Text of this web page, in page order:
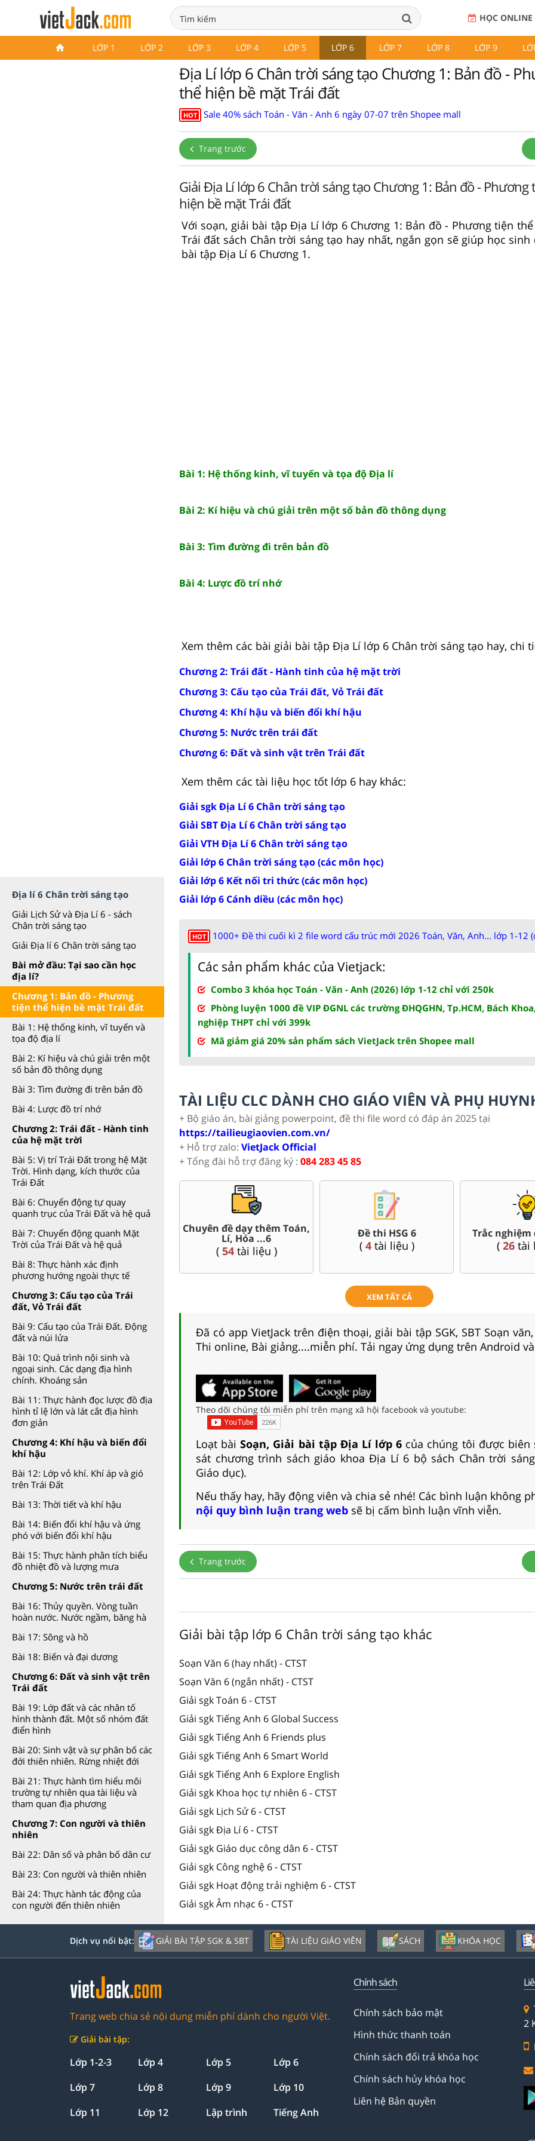
HỌC ONLINE
LỚP 1 LỚP 2 LỚP 3 LỚP 4 LỚP 5 LỚP 6 LỚP 7 LỚP 8 LỚP 9
Địa lí 6 Chân trời sáng tạo
Giải Lịch Sử và Địa Lí 6 - sách
Chân trời sáng tạo
Giải Địa lí 6 Chân trời sáng tạo
Bài mở đầu: Tại sao cần học
địa lí?
Chương 1: Bản đồ - Phương
tiện thể hiện bề mặt Trái đất
Bài 1: Hệ thống kinh, vĩ tuyến và
tọa độ địa lí
Bài 2: Kí hiệu và chú giải trên một
số bản đồ thông dụng
Bài 3: Tìm đường đi trên bản đồ
Bài 4: Lược đồ trí nhớ
Chương 2: Trái đất - Hành tinh
của hệ mặt trời
Bài 5: Vị trí Trái Đất trong hệ Mặt
Trời. Hình dạng, kích thước của
Trái Đất
Bài 6: Chuyển động tự quay
quanh trục của Trái Đất và hệ quả
Bài 7: Chuyển động quanh Mặt
Trời của Trái Đất và hệ quả
Bài 8: Thực hành xác định
phương hướng ngoài thực tế
Chương 3: Cấu tạo của Trái
đất, Vỏ Trái đất
Bài 9: Cấu tạo của Trái Đất. Động
đất và núi lửa
Bài 10: Quá trình nội sinh và
ngoại sinh. Các dạng địa hình
chính. Khoáng sản
Bài 11: Thực hành đọc lược đồ địa
hình tỉ lệ lớn và lát cắt địa hình
đơn giản
Chương 4: Khí hậu và biến đổi
khí hậu
Bài 12: Lớp vỏ khí. Khí áp và gió
trên Trái Đất
Bài 13: Thời tiết và khí hậu
Bài 14: Biến đổi khí hậu và ứng
phó với biến đổi khí hậu
Bài 15: Thực hành phân tích biểu
đồ nhiệt đồ và lượng mưa
Chương 5: Nước trên trái đất
Bài 16: Thủy quyền. Vòng tuần
hoàn nước. Nước ngầm, băng hà
Bài 17: Sông và hồ
Bài 18: Biến và đại dương
Chương 6: Đất và sinh vật trên
Trái đất
Bài 19: Lớp đất và các nhân tố
hình thành đất. Một số nhóm đất
điển hình
Bài 20: Sinh vật và sự phân bố các
đới thiên nhiên. Rừng nhiệt đới
Bài 21: Thực hành tìm hiểu môi
trường tự nhiên qua tài liệu và
tham quan địa phương
Chương 7: Con người và thiên
nhiên
Bài 22: Dân số và phân bố dân cư
Bài 23: Con người và thiên nhiên
Bài 24: Thực hành tác động của
con người đến thiên nhiên
Địa Lí lớp 6 Chân trời sáng tạo Chương 1: Bản đồ -
thể hiện bề mặt Trái đất
HOT Sale 40% sách Toán - Văn - Anh 6 ngày 07-07 trên Shopee mall
Trang trước
Giải Địa Lí lớp 6 Chân trời sáng tạo Chương 1: Bản đồ - Phương
hiện bề mặt Trái đất
Với soạn, giải bài tập Địa Lí lớp 6 Chương 1: Bản đồ - Phương tiện
Trái đất sách Chân trời sáng tạo hay nhất, ngắn gọn sẽ giúp học sinh
bài tập Địa Lí 6 Chương 1.
Bài 1: Hệ thống kinh, vĩ tuyến và tọa độ Địa lí
Bài 2: Kí hiệu và chú giải trên một số bản đồ thông dụng
Bài 3: Tìm đường đi trên bản đồ
Bài 4: Lược đồ trí nhớ
Xem thêm các bài giải bài tập Địa Lí lớp 6 Chân trời sáng tạo hay, chi
Chương 2: Trái đất - Hành tinh của hệ mặt trời
Chương 3: Cấu tạo của Trái đất, Vỏ Trái đất
Chương 4: Khí hậu và biến đổi khí hậu
Chương 5: Nước trên trái đất
Chương 6: Đất và sinh vật trên Trái đất
Xem thêm các tài liệu học tốt lớp 6 hay khác:
Giải sgk Địa Lí 6 Chân trời sáng tạo
Giải SBT Địa Lí 6 Chân trời sáng tạo
Giải VTH Địa Lí 6 Chân trời sáng tạo
Giải lớp 6 Chân trời sáng tạo (các môn học)
Giải lớp 6 Kết nối tri thức (các môn học)
Giải lớp 6 Cánh diều (các môn học)
HOT 1000+ Đề thi cuối kì 2 file word cấu trúc mới 2026 Toán, Văn, Anh... lớp 1-12
Các sản phẩm khác của Vietjack:
Combo 3 khóa học Toán - Văn - Anh (2026) lớp 1-12 chỉ với 250k
Phòng luyện 1000 đề VIP ĐGNL các trường ĐHQGHN, Tp.HCM, Bách
nghiệp THPT chỉ với 399k
Mã giảm giá 20% sản phẩm sách VietJack trên Shopee mall
TÀI LIỆU CLC DÀNH CHO GIÁO VIÊN VÀ PHỤ
+ Bộ giáo án, bài giảng powerpoint, đề thi file word có đáp án 2025 tại
https://tailieugiaovien.com.vn/
+ Hỗ trợ zalo: VietJack Official
+ Tổng đài hỗ trợ đăng ký : 084 283 45 85
Văn, Giáo án word 6
(64 tài liệu )
Chuyên đề dạy thêm Toán,
Lí, Hóa ...6
( 54tài liệu )
Đề thi HSG 6
( 4tài liệu )
Trắc nghiệm
( 26tài
XEM TẤT CẢ
Đã có app VietJack trên điện thoại, giải bài tập SGK, SBT Soạn
Thi online, Bài giảng....miễn phí. Tải ngay ứng dụng trên Android và
Theo dõi chúng tôi miễn phí trên mạng xã hội facebook và youtube:
Loạt bàiSoạn, Giải bài tập Địa Lí lớp 6 của chúng tôi được biên
sát chương trình sách giáo khoa Địa Lí 6 bộ sách Chân trời
Giáo dục).
Nếu thấy hay, hãy động viên và chia sẻ nhé! Các bình luận không
nội quy bình luận trang web sẽ bị cấm bình luận vĩnh viễn.
Trang trước
Giải bài tập lớp 6 Chân trời sáng tạo khác
Soạn Văn 6 (hay nhất) - CTST
Soạn Văn 6 (ngắn nhất) - CTST
Giải sgk Toán 6 - CTST
Giải sgk Tiếng Anh 6 Global Success
Giải sgk Tiếng Anh 6 Friends plus
Giải sgk Tiếng Anh 6 Smart World
Giải sgk Tiếng Anh 6 Explore English
Giải sgk Khoa học tự nhiên 6 - CTST
Giải sgk Lịch Sử 6 - CTST
Giải sgk Địa Lí 6 - CTST
Giải sgk Giáo dục công dân 6 - CTST
Giải sgk Công nghệ 6 - CTST
Giải sgk Hoạt động trải nghiệm 6 - CTST
Giải sgk Âm nhạc 6 - CTST
Dịch vụ nổi bật: GIẢI BÀI TẬP SGK & SBT TÀI LIỆU GIÁO VIÊN SÁCH KHÓA HỌC
Trang web chia sẻ nội dung miễn phí dành cho người Việt.
Giải bài tập:
Lớp 1-2-3 Lớp 4 Lớp 5
Lớp 6
Lớp 7
Lớp 8 Lớp 9
Lớp 10
Lớp 11
Lớp 12 Lập trình Tiếng Anh
Chính sách
Chính sách bảo mật
Hình thức thanh toán
Chính sách đổi trả khóa học
Chính sách hủy khóa học
Liên hệ Bản quyền
2